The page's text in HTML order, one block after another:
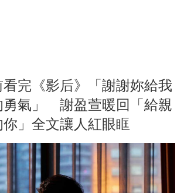
完《影后》「謝謝妳給我
勇氣」 謝盈萱暖回「給親
」全文讓人紅眼眶